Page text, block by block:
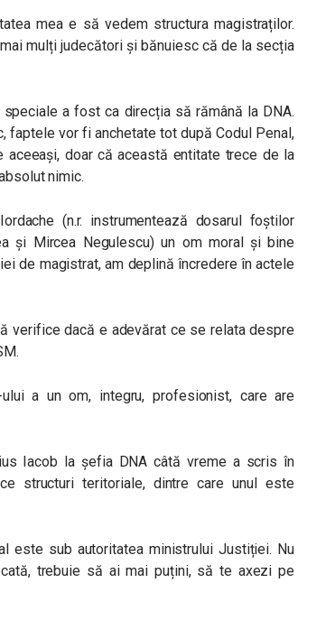
mea e să vedem structura magistraților.
mulți judecători și bănuiesc că de la secția
a fost ca direcția să rămână la DNA.
vor fi anchetate tot după Codul Penal,
aceeași, doar că această entitate trece de la
nimic.
(n.r. instrumentează dosarul foștilor
și Mircea Negulescu)un om moral și bine
de magistrat, am deplină încredere în actele
verifice dacă e adevărat ce se relata despre
a un om, integru, profesionist, care are
Iacob la şefia DNA câtă vreme a scris în
structuri teritoriale, dintre care unul este
este sub autoritatea ministrului Justiției. Nu
trebuie să ai mai puțini, să te axezi pe